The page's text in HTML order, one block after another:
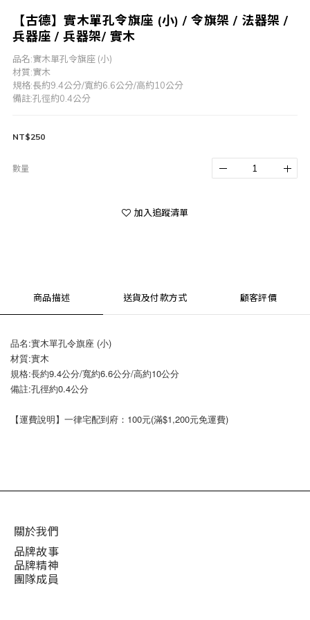
【古德】實木單孔令旗座 (小) / 令旗架 / 法器架 /
兵器座 / 兵器架/ 實木
品名:實木單孔令旗座 (小)
材質:實木
規格:長約9.4公分/寬約6.6公分/高約10公分
備註:孔徑約0.4公分
NT$250
數量
加入追蹤清單
商品描述 送貨及付款方式 顧客評價
品名:實木單孔令旗座 (小)
材質:實木
規格:長約9.4公分/寬約6.6公分/高約10公分
備註:孔徑約0.4公分
【運費說明】一律宅配到府：100元(滿$1,200元免運費)
關於我們
品牌故事
品牌精神
團隊成員